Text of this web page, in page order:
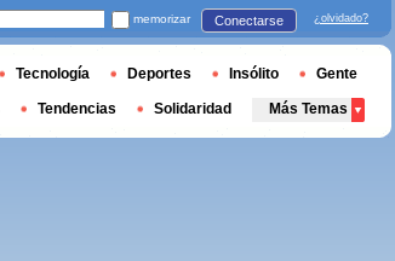
memorizar Conectarse ¿olvidado?
Tecnología Deportes Insólito Gente
Tendencias Solidaridad Más Temas